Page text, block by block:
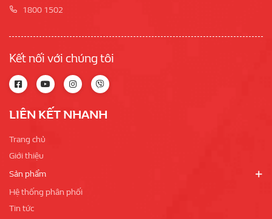
1800 1502
Kết nối với chúng tôi
LIÊN KẾT NHANH
Trang chủ
Giới thiệu
Sản phẩm
Hệ thống phân phối
Tin tức